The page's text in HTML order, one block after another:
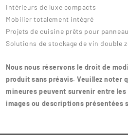
Intérieurs de luxe compacts
Mobilier totalement intégré
Projets de cuisine prêts pour panneau
Solutions de stockage de vin double
Nous nous réservons le droit de
produit sans préavis. Veuillez noter
mineures peuvent survenir entre
images ou descriptions présentées